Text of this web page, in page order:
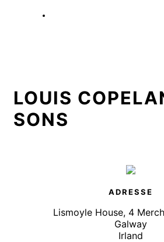
LOUIS
SONS
ADRESSE
Lismoyle House, 4
Galway
Irland